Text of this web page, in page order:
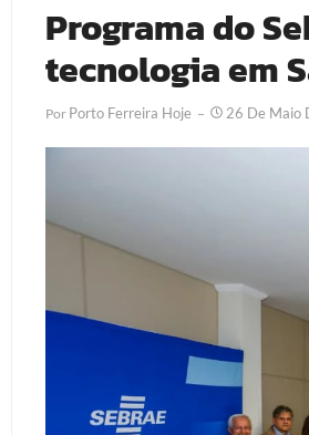
Programa do
tecnologia em
Por Porto Ferreira Hoje 26 De Maio